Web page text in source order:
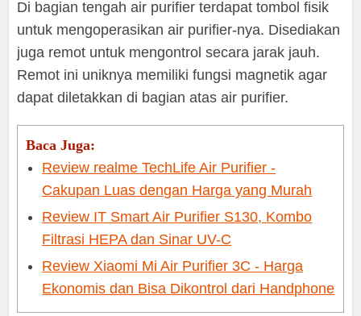
Di bagian tengah air purifier terdapat tombol fisik
untuk mengoperasikan air purifier-nya. Disediakan
juga remot untuk mengontrol secara jarak jauh.
Remot ini uniknya memiliki fungsi magnetik agar
dapat diletakkan di bagian atas air purifier.
Baca Juga:
Review realme TechLife Air Purifier -
Cakupan Luas dengan Harga yang Murah
Review IT Smart Air Purifier S130, Kombo
Filtrasi HEPA dan Sinar UV-C
Review Xiaomi Mi Air Purifier 3C - Harga
Ekonomis dan Bisa Dikontrol dari Handphone